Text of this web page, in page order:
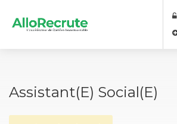
Assistant(e) Social(e)